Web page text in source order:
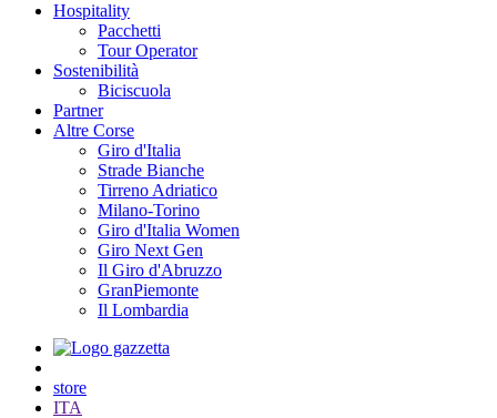
Hospitality
Pacchetti
Tour Operator
Sostenibilità
Biciscuola
Partner
Altre Corse
Giro d'Italia
Strade Bianche
Tirreno Adriatico
Milano-Torino
Giro d'Italia Women
Giro Next Gen
Il Giro d'Abruzzo
GranPiemonte
Il Lombardia
store
ITA